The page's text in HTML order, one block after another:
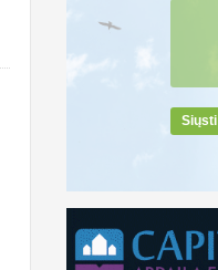
Siųsti